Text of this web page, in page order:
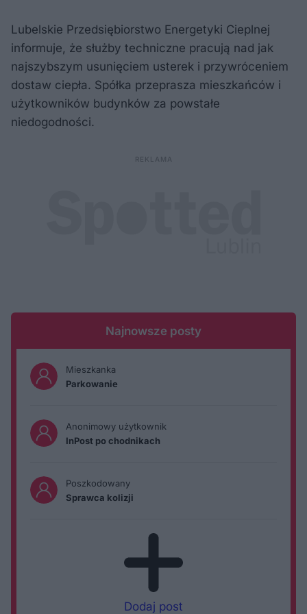
Lubelskie Przedsiębiorstwo Energetyki Cieplnej
informuje, że służby techniczne pracują nad jak
najszybszym usunięciem usterek i przywróceniem
dostaw ciepła. Spółka przeprasza mieszkańców i
użytkowników budynków za powstałe
niedogodności.
Najnowsze posty
Mieszkanka
Parkowanie
Anonimowy użytkownik
InPost po chodnikach
Poszkodowany
Sprawca kolizji
Dodaj post